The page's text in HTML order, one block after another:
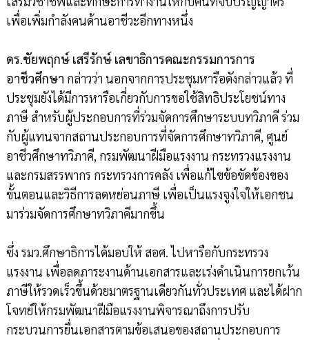
เพื่อเพิ่มกำลังคนด้านอาชีวะอีกทางหนึ่ง
ดร.ชัยพฤกษ์ เสรีรักษ์ เลขาธิการคณะกรรมการการ
อาชีวศึกษา กล่าวว่า นอกจากการประชุมหารือดังกล่าวแล้ว ที่
ประชุมยังได้มีการหารือเกี่ยวกับการขอใช้สิทธิประโยชน์ทาง
ภาษี สำหรับผู้ประกอบการที่ร่วมจัดการศึกษาระบบทวิภาคี ร่วม
กับผู้แทนจากสถานประกอบการที่จัดการศึกษาทวิภาคี, ศูนย์
อาชีวศึกษาทวิภาคี, กรมพัฒนาฝีมือแรงงาน กระทรวงแรงงาน
และกรมสรรพากร กระทรวงการคลัง เพื่อแก้ไขข้อขัดข้องของ
ขั้นตอนและวิธีการลดหย่อนภาษี เพื่อเป็นแรงจูงใจให้เอกชน
มาร่วมจัดการศึกษาทวิภาคีมากขึ้น
ซึ่ง รมว.ศึกษาธิการได้มอบให้ สอศ. ไปหารือกับกระทรวง
แรงงาน เพื่อลดภาระงานด้านเอกสารและเร่งดำเนินการยกเว้น
ภาษีให้รวดเร็วขึ้นด้วยมาตรฐานเดียวกันทั่วประเทศ และได้ฝาก
โจทย์ให้กรมพัฒนาฝีมือแรงงานพิจารณาถึงการปรับ
กระบวนการยื่นเอกสารตามข้อเสนอของสถานประกอบการ